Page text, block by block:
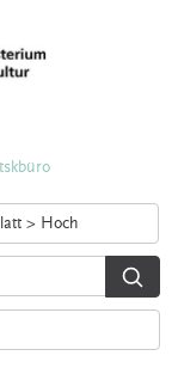
> Hoch